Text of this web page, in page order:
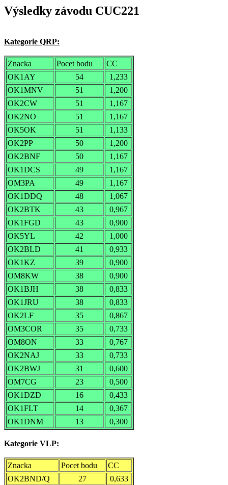
Výsledky závodu CUC221
Kategorie QRP:
Znacka Pocet bodu
CC
OK1AY
54
1,233
OK1MNV
51
1,200
OK2CW
51
1,167
OK2NO
51
1,167
OK5OK
51
1,133
OK2PP
50
1,200
OK2BNF
50
1,167
OK1DCS
49
1,167
OM3PA
49
1,167
OK1DDQ
48
1,067
OK2BTK
43
0,967
OK1FGD
43
0,900
OK5YL
42
1,000
OK2BLD
41
0,933
OK1KZ
39
0,900
OM8KW
38
0,900
OK1BJH
38
0,833
OK1JRU
38
0,833
OK2LF
35
0,867
OM3COR
35
0,733
OM8ON
33
0,767
OK2NAJ
33
0,733
OK2BWJ
31
0,600
OM7CG
23
0,500
OK1DZD
16
0,433
OK1FLT
14
0,367
OK1DNM
13 0,300
Kategorie VLP:
Znacka Pocet bodu
CC
OK2BND/Q
27
0,633